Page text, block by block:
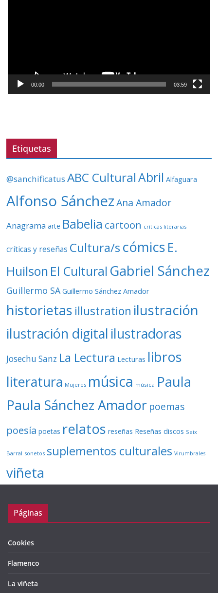
o
í
e
00:00 03:59
Etiquetas
@sanchificatus ABC CulturalAbril Alfaguara
Alfonso Sánchez Ana Amador
Anagrama arte Babelia cartoon críticas literarias
críticas y reseñas Cultura/s cómics E.
Huilson El Cultural Gabriel Sánchez
Guillermo SA Guillermo Sánchez Amador
historietas illustration ilustración
ilustración digital ilustradoras
Josechu Sanz La Lectura Lecturas libros
literatura Mujeres música música Paula
Paula Sánchez Amador poemas
poesía poetas relatos reseñas Reseñas discos Seix
Barral sonetos suplementos culturales Virumbrales
viñeta
Páginas
Cookies
Flamenco
La viñeta